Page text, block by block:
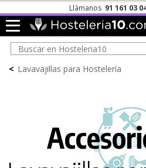
4,73 / 5 ·
< Lavavajillas para Hostelería